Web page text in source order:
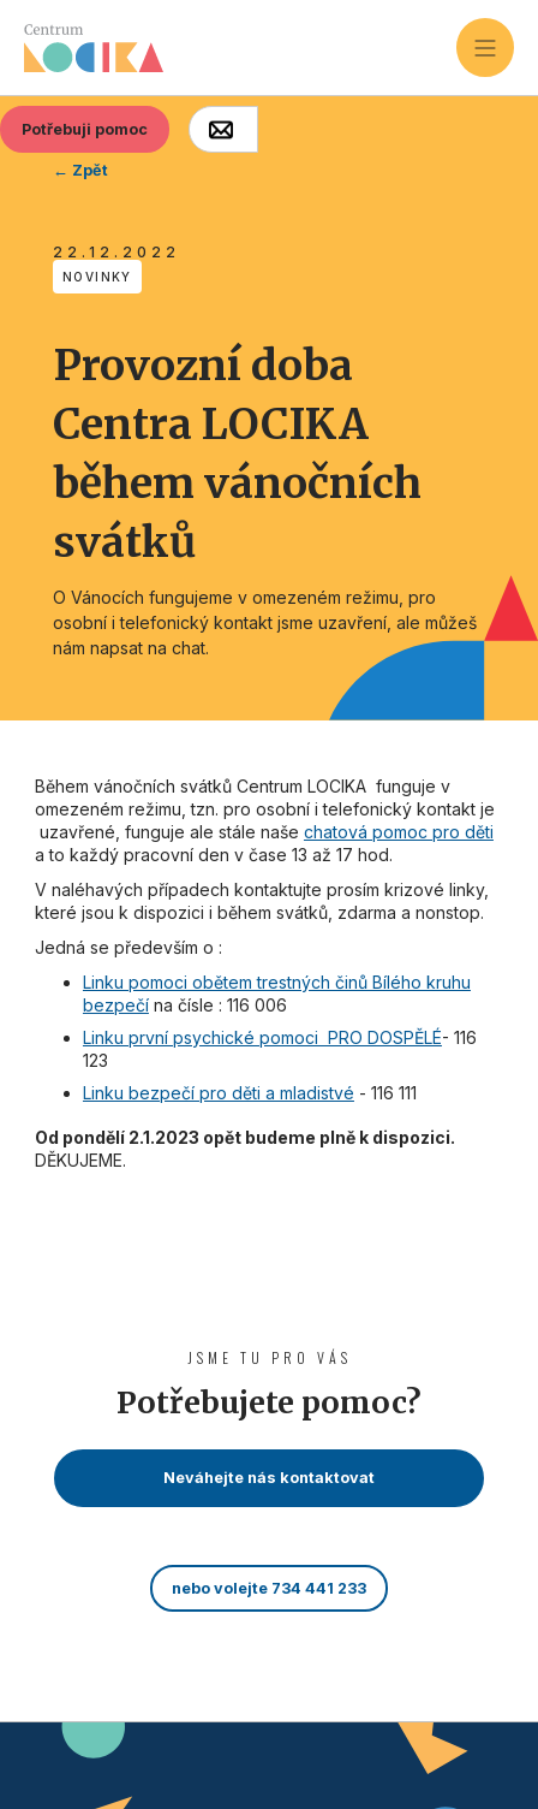
Potřebuji pomoc
← Zpět
22.12.2022
NOVINKY
Provozní doba
Centra LOCIKA
během vánočních
svátků
O Vánocích fungujeme v omezeném režimu, pro
osobní i telefonický kontakt jsme uzavření, ale můžeš
nám napsat na chat.
Během vánočních svátků Centrum LOCIKA funguje v
omezeném režimu, tzn. pro osobní i telefonický kontakt je
uzavřené, funguje ale stále naše chatová pomoc pro děti
a to každý pracovní den v čase 13 až 17 hod.
V naléhavých případech kontaktujte prosím krizové linky,
které jsou k dispozici i během svátků, zdarma a nonstop.
Jedná se především o :
Linku pomoci obětem trestných činů Bílého kruhu
bezpečína čísle : 116 006
Linku první psychické pomoci PRO DOSPĚLÉ- 116
123
Linku bezpečí pro děti a mladistvé - 116 111
Od pondělí 2.1.2023 opět budeme plně k dispozici.
DĚKUJEME.
JSME TU PRO VÁS
Potřebujete pomoc?
Neváhejte nás kontaktovat
nebo volejte 734 441 233